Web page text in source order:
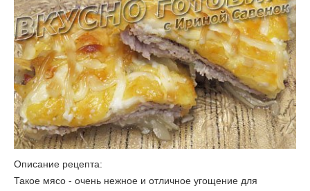
Описание рецепта:
Такое мясо - очень нежное и отличное угощение для